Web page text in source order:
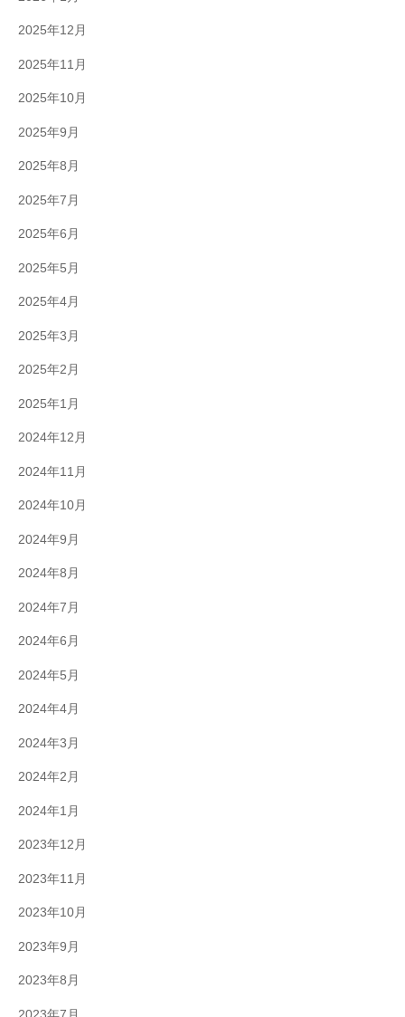
2025年12月
2025年11月
2025年10月
2025年9月
2025年8月
2025年7月
2025年6月
2025年5月
2025年4月
2025年3月
2025年2月
2025年1月
2024年12月
2024年11月
2024年10月
2024年9月
2024年8月
2024年7月
2024年6月
2024年5月
2024年4月
2024年3月
2024年2月
2024年1月
2023年12月
2023年11月
2023年10月
2023年9月
2023年8月